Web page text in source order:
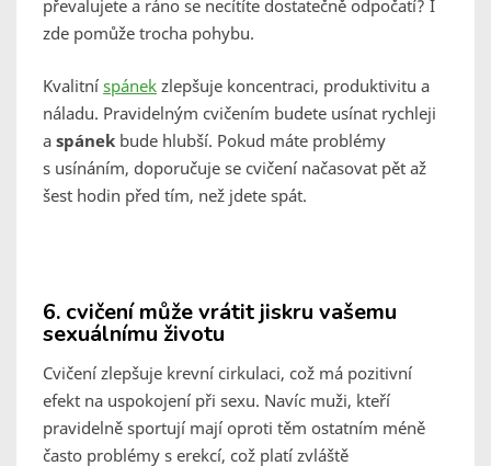
převalujete a ráno se necítíte dostatečně odpočatí? I
zde pomůže trocha pohybu.
Kvalitní spánek zlepšuje koncentraci, produktivitu a
náladu. Pravidelným cvičením budete usínat rychleji
a spánek bude hlubší. Pokud máte problémy
s usínáním, doporučuje se cvičení načasovat pět až
šest hodin před tím, než jdete spát.
6. cvičení může vrátit jiskru vašemu
sexuálnímu životu
Cvičení zlepšuje krevní cirkulaci, což má pozitivní
efekt na uspokojení při sexu. Navíc muži, kteří
pravidelně sportují mají oproti těm ostatním méně
často problémy s erekcí, což platí zvláště